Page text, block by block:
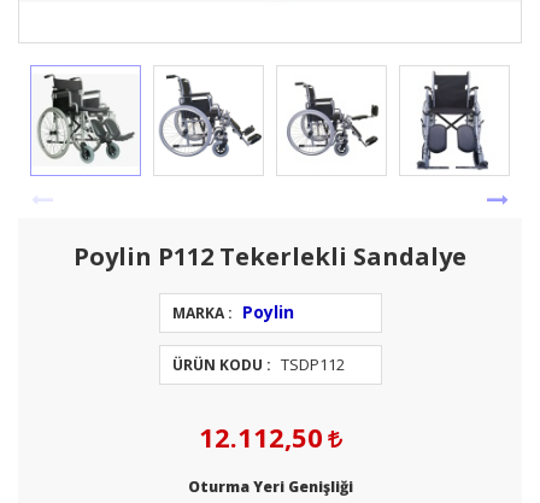
Poylin P112 Tekerlekli Sandalye
MARKA : Poylin
ÜRÜN KODU : TSDP112
12.112,50
Oturma Yeri Genişliği